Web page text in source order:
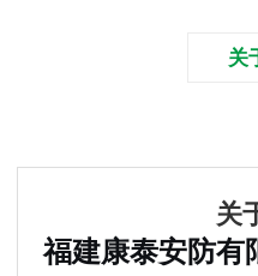
关
关
福建康泰安防有